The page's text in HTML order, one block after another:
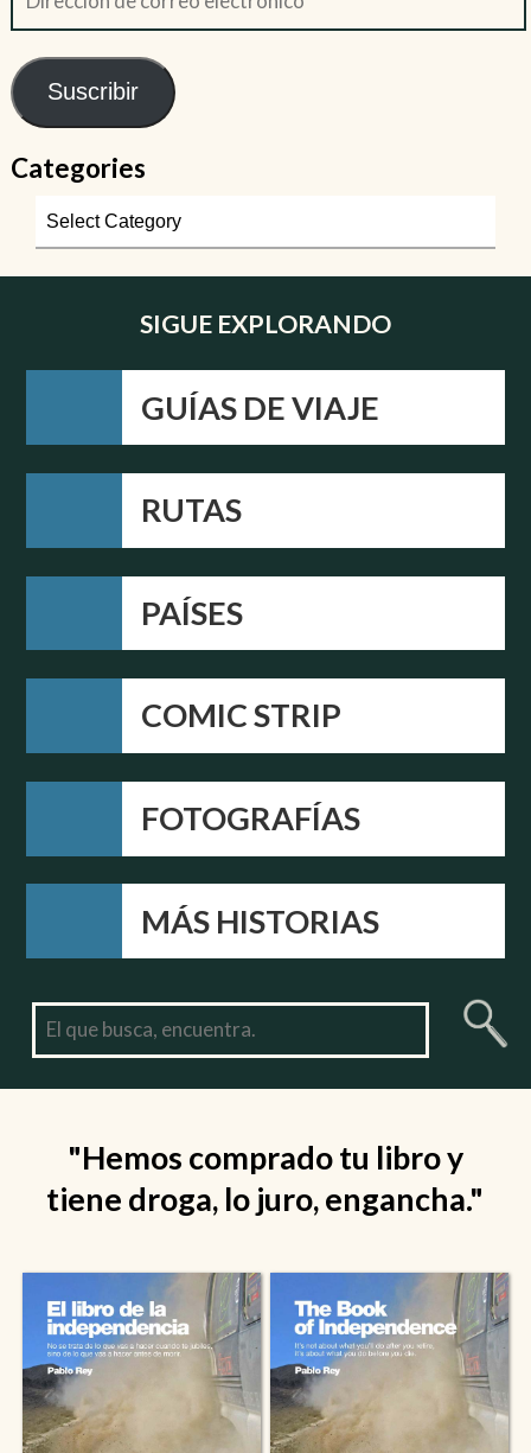
Suscribir
Categories
SIGUE EXPLORANDO
GUÍAS DE VIAJE
RUTAS
PAÍSES
COMIC STRIP
FOTOGRAFÍAS
MÁS HISTORIAS
"Hemos comprado tu libro y
tiene droga, lo juro, engancha."